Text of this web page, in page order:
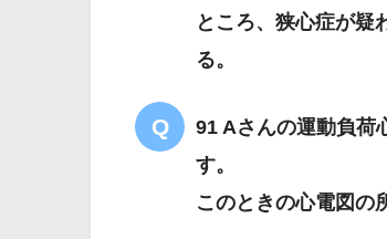
ところ、狭心症が疑
る。
91 Aさんの運動負荷
す。
このときの心電図の